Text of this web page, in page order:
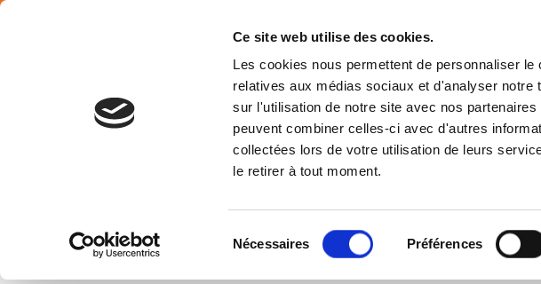
Ce site web utilise des cookies.
Les cookies nous permettent de personnaliser
relatives aux médias sociaux et d'analyser
sur l'utilisation de notre site avec nos
peuvent combiner celles-ci avec d'autres
collectées lors de votre utilisation de leurs
le retirer à tout moment.
Nécessaires Préférences
A PROPOS
NOS OFFRES D’EMPLOI
OFFRES